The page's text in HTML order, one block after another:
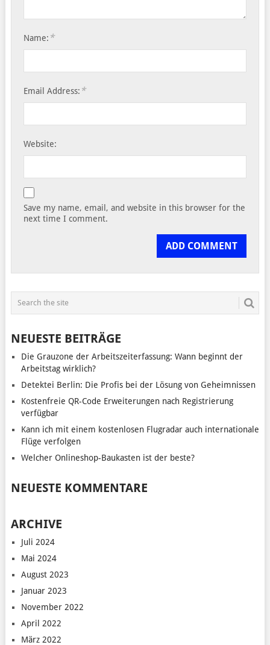
Name: *
Email Address: *
Website:
Save my name, email, and website in this browser for the
next time I comment.
NEUESTE BEITRÄGE
Die Grauzone der Arbeitszeiterfassung: Wann beginnt der
Arbeitstag wirklich?
Detektei Berlin: Die Profis bei der Lösung von Geheimnissen
Kostenfreie QR-Code Erweiterungen nach Registrierung
verfügbar
Kann ich mit einem kostenlosen Flugradar auch internationale
Flüge verfolgen
Welcher Onlineshop-Baukasten ist der beste?
NEUESTE KOMMENTARE
ARCHIVE
Juli 2024
Mai 2024
August 2023
Januar 2023
November 2022
April 2022
März 2022